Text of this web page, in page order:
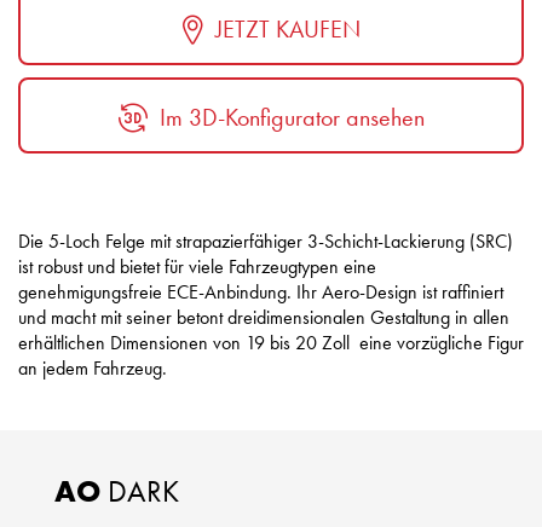
JETZT KAUFEN
Im 3D-Konfigurator ansehen
Die 5-Loch Felge mit strapazierfähiger 3-Schicht-Lackierung (SRC)
ist robust und bietet für viele Fahrzeugtypen eine
genehmigungsfreie ECE-Anbindung. Ihr Aero-Design ist raffiniert
und macht mit seiner betont dreidimensionalen Gestaltung in allen
erhältlichen Dimensionen von 19 bis 20 Zoll eine vorzügliche Figur
an jedem Fahrzeug.
AO DARK